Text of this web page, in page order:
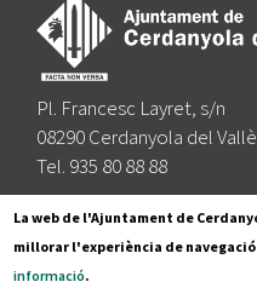
Pl. Francesc Layret, s/n
08290 Cerdanyola del
Tel. 935 80 88 88
Segueix-nos a:
La web de l'Ajuntament de
millorar l'experiència de navegació
informació.